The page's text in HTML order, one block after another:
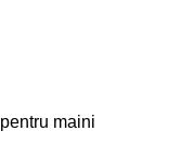
maini